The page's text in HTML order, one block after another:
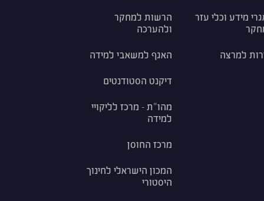
מידע וכלי עזר
למרצה
הרשות למחקר
ולהערכה
האגף למשאבי למידה
דיקנט הסטודנטים
מהו"ת - מרכז לליקויי
למידה
מרכז החוסן
המכון הישראלי לחינוך
היסטורי